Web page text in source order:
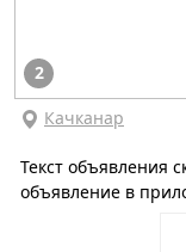
2
Качканар
Текст объявления
объявление в